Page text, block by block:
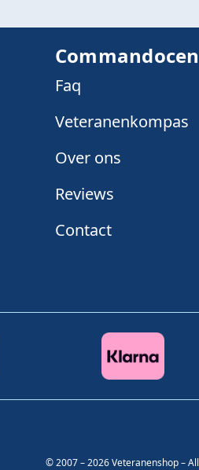
Faq
Veteranenkompas
Over ons
Reviews
Contact
© 2007 – 2026 Veteranenshop –